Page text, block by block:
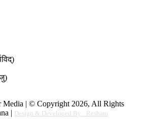
Media | © Copyright 2026, All Rights
| Design & Developed By : Resham